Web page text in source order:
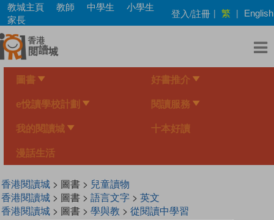
Skip
main
content
教城主頁 教師 中學生
小學生
家長
登入/註冊 | 繁 | English
圖書 好書推介
e悅讀學校計劃 閱讀服務
我的閱讀城 十本好讀
漫話生活
香港閱讀城> 圖書 > 兒童讀物
香港閱讀城> 圖書 > 語言文字> 英文
香港閱讀城> 圖書 > 學與教 > 從閱讀中學習